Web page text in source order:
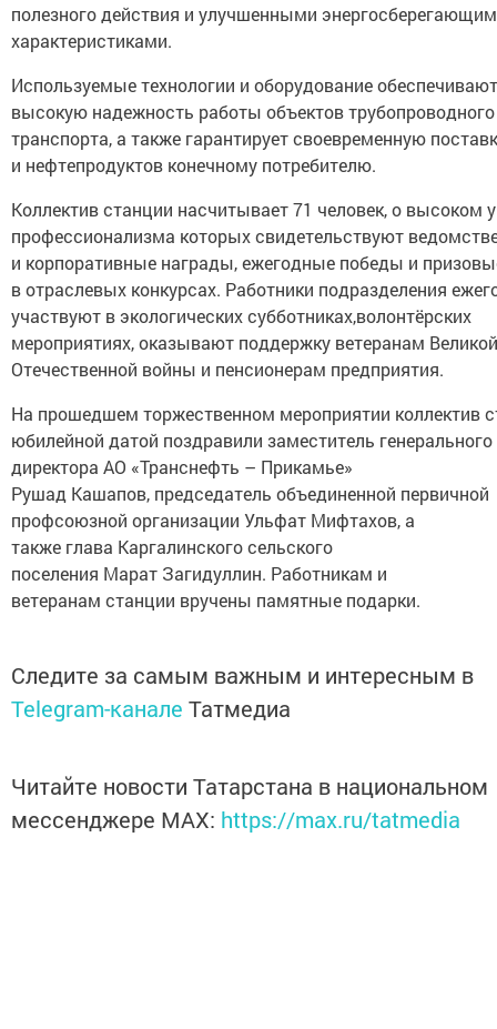
полезного действия и улучшенными
характеристиками.
Используемые технологии и оборудование обеспечивают
высокую надежность работы объектов трубопроводного
транспорта, а также гарантирует своевременную
и нефтепродуктов конечному потребителю.
Коллектив станции насчитывает 71 человек, о высоком
профессионализма которых свидетельствуют
и корпоративные награды, ежегодные победы и
в отраслевых конкурсах. Работники подразделения
участвуют в экологических субботниках,волонтёрских
мероприятиях, оказывают поддержку ветеранам Великой
Отечественной войны и пенсионерам предприятия.
На прошедшем торжественном мероприятии коллектив
юбилейной датой поздравили заместитель генерального
директора АО «Транснефть – Прикамье»
Рушад Кашапов, председатель объединенной первичной
профсоюзной организации Ульфат Мифтахов, а
также глава Каргалинского сельского
поселения Марат Загидуллин. Работникам и
ветеранам станции вручены памятные подарки.
Следите за самым важным и интересным в
Telegram-канале Татмедиа
Читайте новости Татарстана в национальном
мессенджере MАХ: https://max.ru/tatmedia